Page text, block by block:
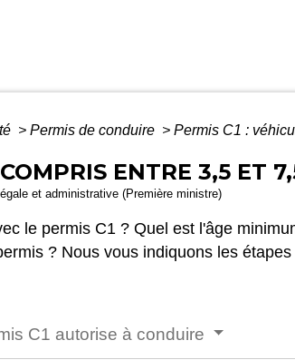
> Permis de conduire > Permis C1 :
ENTRE 3,5 ET
et administrative (Première ministre)
le permis C1 ? Quel est l'âge
? Nous vous indiquons les
C1 autorise à conduire